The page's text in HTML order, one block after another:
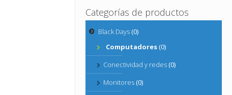
Categorías de productos
Black Days(0)
Computadores(0)
Conectividad y redes(0)
Monitores(0)